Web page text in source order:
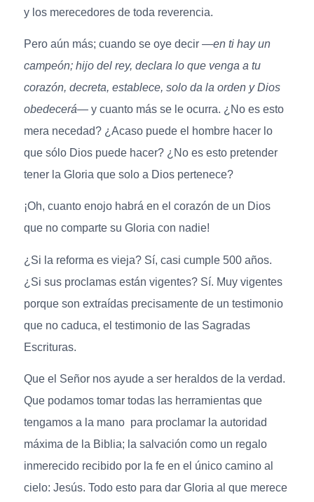
y los merecedores de toda reverencia.
Pero aún más; cuando se oye decir —en ti hay un
campeón; hijo del rey, declara lo que venga a tu
corazón, decreta, establece, solo da la orden y Dios
obedecerá— y cuanto más se le ocurra. ¿No es esto
mera necedad? ¿Acaso puede el hombre hacer lo
que sólo Dios puede hacer? ¿No es esto pretender
tener la Gloria que solo a Dios pertenece?
¡Oh, cuanto enojo habrá en el corazón de un Dios
que no comparte su Gloria con nadie!
¿Si la reforma es vieja? Sí, casi cumple 500 años.
¿Si sus proclamas están vigentes? Sí. Muy vigentes
porque son extraídas precisamente de un testimonio
que no caduca, el testimonio de las Sagradas
Escrituras.
Que el Señor nos ayude a ser heraldos de la verdad.
Que podamos tomar todas las herramientas que
tengamos a la mano para proclamar la autoridad
máxima de la Biblia; la salvación como un regalo
inmerecido recibido por la fe en el único camino al
cielo: Jesús. Todo esto para dar Gloria al que merece